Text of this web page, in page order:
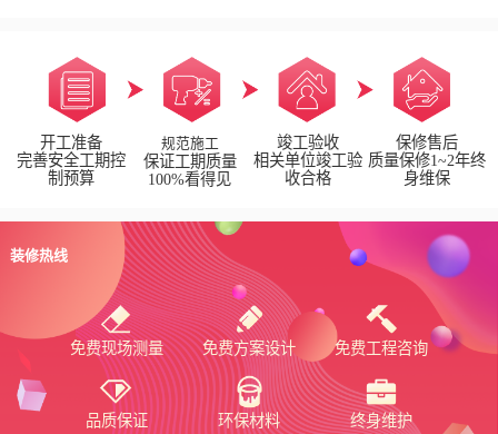
开工准备
完善安全工期控
制预算
规范施工
保证工期质量
100%看得见
竣工验收
相关单位竣工验
收合格
保修售后
质量保修1~2年终
身维保
装修热线
免费现场测量 免费方案设计 免费工程咨询
品质保证 环保材料 终身维护